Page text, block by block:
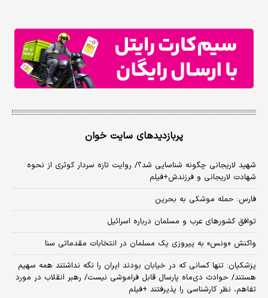
پربازدیدهای سایت خوان
شهید لاریجانی چگونه شناسایی شد؟/ روایت تازه سردار کوثری از نحوه
شهادت لاریجانی و فرزندش+فیلم
فارس: حمله موشکی به بحرین
توافق کشورهای عرب و مسلمان درباره اسرائیل
واکنش «ونس» به پیروزی یک مسلمان در انتخابات مقدماتی سنا
پزشکیان: تنها کسانی که در خیابان بودند ایران را نگه نداشتند همه سهیم
هستند/ حوادث دی‌ماه پارسال قابل فراموشی نیست/ رهبر انقلاب در مورد
تفاهم، نظر کارشناسی را پذیرفتند +فیلم